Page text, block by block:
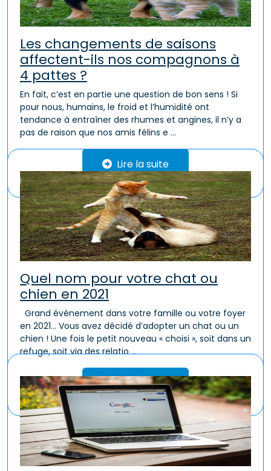
Les changements de saisons
affectent-ils nos compagnons à
4 pattes ?
En fait, c’est en partie une question de bon sens ! Si
pour nous, humains, le froid et l’humidité ont
tendance à entraîner des rhumes et angines, il n’y a
pas de raison que nos amis félins e ...
Lire la suite
Quel nom pour votre chat ou
chien en 2021
Grand événement dans votre famille ou votre foyer
en 2021… Vous avez décidé d’adopter un chat ou un
chien ! Une fois le petit nouveau « choisi », soit dans un
refuge, soit via des relatio ...
Lire la suite